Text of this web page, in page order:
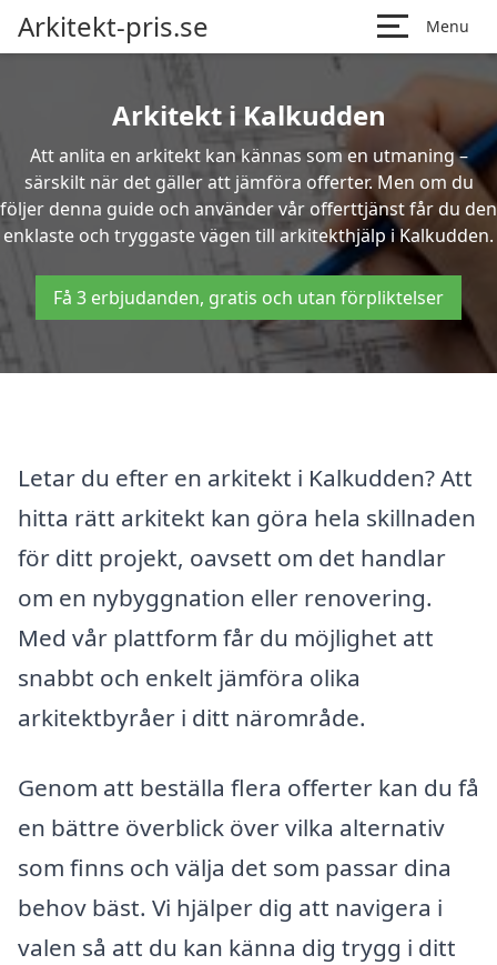
Arkitekt-pris.se Menu
Arkitekt i Kalkudden
Att anlita en arkitekt kan kännas som en utmaning –
särskilt när det gäller att jämföra offerter. Men om du
följer denna guide och använder vår offerttjänst får du den
enklaste och tryggaste vägen till arkitekthjälp i Kalkudden.
Få 3 erbjudanden, gratis och utan förpliktelser
Letar du efter en arkitekt i Kalkudden? Att
hitta rätt arkitekt kan göra hela skillnaden
för ditt projekt, oavsett om det handlar
om en nybyggnation eller renovering.
Med vår plattform får du möjlighet att
snabbt och enkelt jämföra olika
arkitektbyråer i ditt närområde.
Genom att beställa flera offerter kan du få
en bättre överblick över vilka alternativ
som finns och välja det som passar dina
behov bäst. Vi hjälper dig att navigera i
valen så att du kan känna dig trygg i ditt